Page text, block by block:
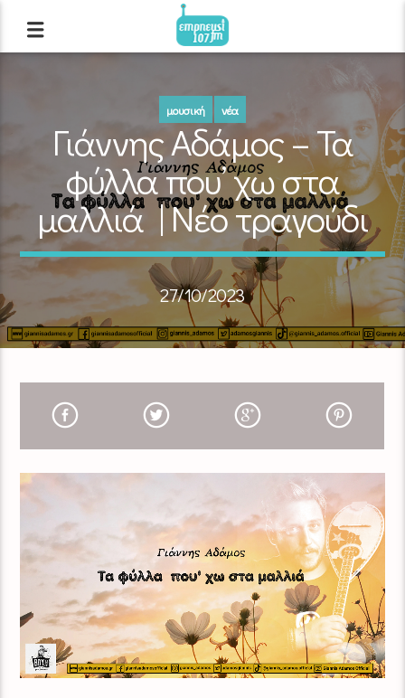
μουσική νέα
Γιάννης Αδάμος – Τα
φύλλα που’ χω στα
μαλλιά | Νέο τραγούδι
27/10/2023